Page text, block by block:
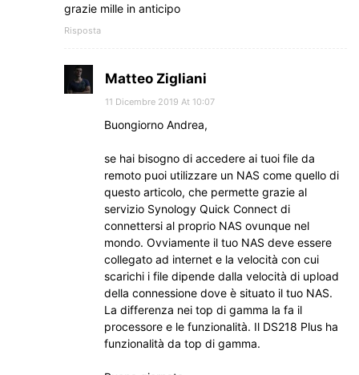
grazie mille in anticipo
Risposta
Matteo Zigliani
11 Dicembre 2019 At 10:07
Buongiorno Andrea,
se hai bisogno di accedere ai tuoi file da
remoto puoi utilizzare un NAS come quello di
questo articolo, che permette grazie al
servizio Synology Quick Connect di
connettersi al proprio NAS ovunque nel
mondo. Ovviamente il tuo NAS deve essere
collegato ad internet e la velocità con cui
scarichi i file dipende dalla velocità di upload
della connessione dove è situato il tuo NAS.
La differenza nei top di gamma la fa il
processore e le funzionalità. Il DS218 Plus ha
funzionalità da top di gamma.